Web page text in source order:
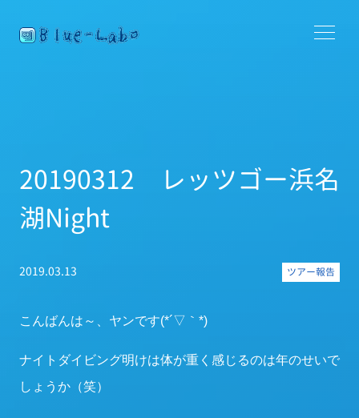
20190312 レッツゴー浜名
湖Night
2019.03.13 ツアー報告
こんばんは～、ヤンです(*´▽｀*)
ナイトダイビング明けは体が重く感じるのは年のせいで
しょうか（笑）